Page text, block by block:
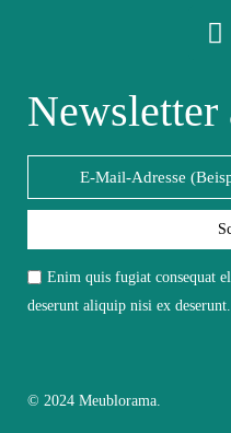
Vorstellungsgespräch
Fest
Breite
Newsletter
Enim quis fugiat consequat
deserunt aliquip nisi ex deserunt.
© 2024 Meublorama.